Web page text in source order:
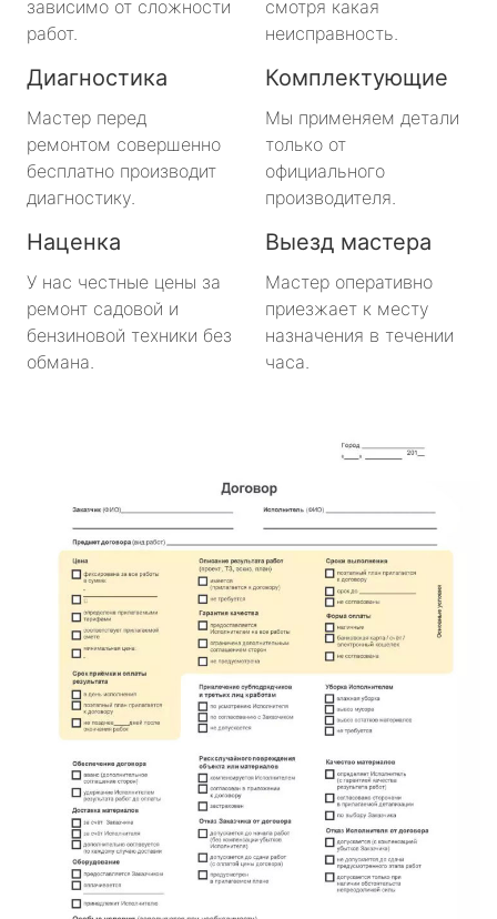
зависимо от сложности
работ.
смотря какая
неисправность.
Диагностика
Мастер перед
ремонтом совершенно
бесплатно производит
диагностику.
Комплектующие
Мы применяем детали
только от
официального
производителя.
Наценка
У нас честные цены за
ремонт садовой и
бензиновой техники без
обмана.
Выезд мастера
Мастер оперативно
приезжает к месту
назначения в течении
часа.